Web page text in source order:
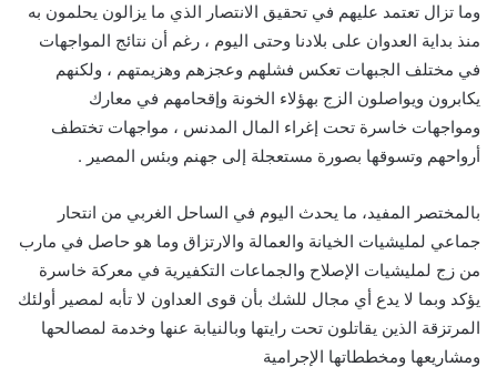
وما تزال تعتمد عليهم في تحقيق الانتصار الذي ما يزالون يحلمون به
منذ بداية العدوان على بلادنا وحتى اليوم ، رغم أن نتائج المواجهات
في مختلف الجبهات تعكس فشلهم وعجزهم وهزيمتهم ، ولكنهم
يكابرون ويواصلون الزج بهؤلاء الخونة وإقحامهم في معارك
ومواجهات خاسرة تحت إغراء المال المدنس ، مواجهات تختطف
أرواحهم وتسوقها بصورة مستعجلة إلى جهنم وبئس المصير .
بالمختصر المفيد، ما يحدث اليوم في الساحل الغربي من انتحار
جماعي لمليشيات الخيانة والعمالة والارتزاق وما هو حاصل في مارب
من زج لمليشيات الإصلاح والجماعات التكفيرية في معركة خاسرة
يؤكد وبما لا يدع أي مجال للشك بأن قوى العداون لا تأبه لمصير أولئك
المرتزقة الذين يقاتلون تحت رايتها وبالنيابة عنها وخدمة لمصالحها
ومشاريعها ومخططاتها الإجرامية